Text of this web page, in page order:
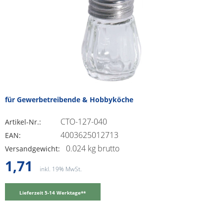
für Gewerbetreibende & Hobbyköche
Artikel-Nr.: CTO-127-040
EAN: 4003625012713
Versandgewicht: 0.024 kg brutto
1,71 inkl. 19% MwSt.
Lieferzeit 5-14 Werktage**